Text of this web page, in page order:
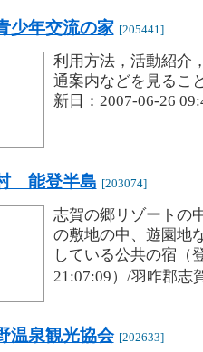
少年交流の家 [205441]
利用方法，活動紹介
通案内などを見るこ
新日：2007-06-26
能登半島 [203074]
志賀の郷リゾートの
の敷地の中、遊園地
している公共の宿（
21:07:09）/羽咋郡志
温泉観光協会 [202633]